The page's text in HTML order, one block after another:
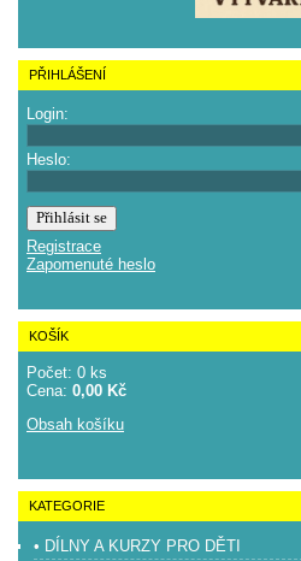
PŘIHLÁŠENÍ
Login:
Heslo:
Registrace
Zapomenuté heslo
KOŠÍK
Počet: 0 ks
Cena: 0,00 Kč
Obsah košíku
KATEGORIE
• DÍLNY A KURZY PRO DĚTI